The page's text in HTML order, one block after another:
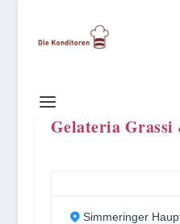
Gelateria
Simmeringer